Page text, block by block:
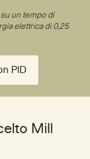
un tempo di
elettrica di 0,25
PID
Mill